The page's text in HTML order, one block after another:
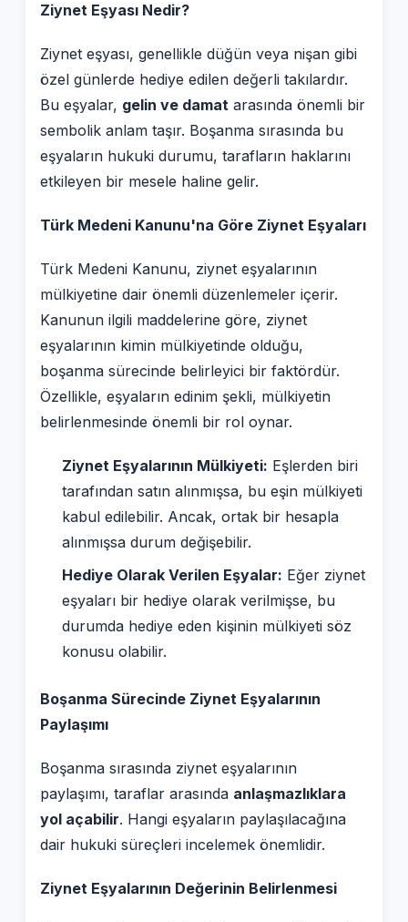
Ziynet Eşyası Nedir?
Ziynet eşyası, genellikle düğün veya nişan gibi
özel günlerde hediye edilen değerli takılardır.
Bu eşyalar, gelin ve damat arasında önemli bir
sembolik anlam taşır. Boşanma sırasında bu
eşyaların hukuki durumu, tarafların haklarını
etkileyen bir mesele haline gelir.
Türk Medeni Kanunu'na Göre Ziynet Eşyaları
Türk Medeni Kanunu, ziynet eşyalarının
mülkiyetine dair önemli düzenlemeler içerir.
Kanunun ilgili maddelerine göre, ziynet
eşyalarının kimin mülkiyetinde olduğu,
boşanma sürecinde belirleyici bir faktördür.
Özellikle, eşyaların edinim şekli, mülkiyetin
belirlenmesinde önemli bir rol oynar.
Ziynet Eşyalarının Mülkiyeti: Eşlerden biri
tarafından satın alınmışsa, bu eşin mülkiyeti
kabul edilebilir. Ancak, ortak bir hesapla
alınmışsa durum değişebilir.
Hediye Olarak Verilen Eşyalar: Eğer ziynet
eşyaları bir hediye olarak verilmişse, bu
durumda hediye eden kişinin mülkiyeti söz
konusu olabilir.
Boşanma Sürecinde Ziynet Eşyalarının
Paylaşımı
Boşanma sırasında ziynet eşyalarının
paylaşımı, taraflar arasında anlaşmazlıklara
yol açabilir. Hangi eşyaların paylaşılacağına
dair hukuki süreçleri incelemek önemlidir.
Ziynet Eşyalarının Değerinin Belirlenmesi